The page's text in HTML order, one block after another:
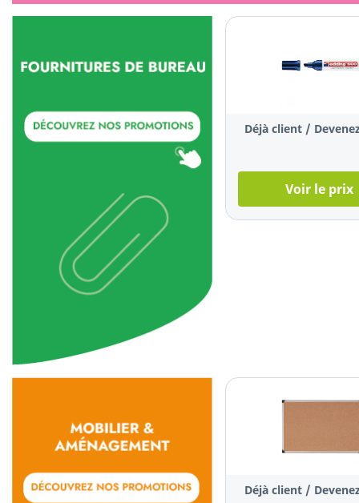
Déjà client /
Voir le prix
Déjà client /